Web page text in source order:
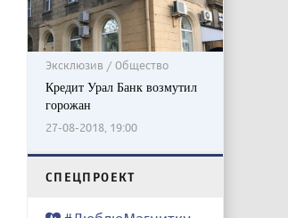
Эксклюзив / Общество
Кредит Урал Банк возмутил
горожан
27-08-2018, 19:00
CПЕЦПРОЕКТ